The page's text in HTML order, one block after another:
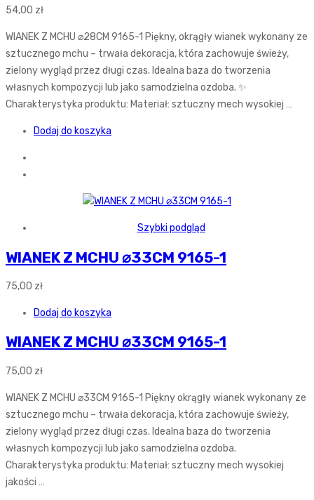
54,00 zł
WIANEK Z MCHU ⌀28CM 9165-1 Piękny, okrągły wianek wykonany ze
sztucznego mchu – trwała dekoracja, która zachowuje świeży,
zielony wygląd przez długi czas. Idealna baza do tworzenia
własnych kompozycji lub jako samodzielna ozdoba. ✨
Charakterystyka produktu: Materiał: sztuczny mech wysokiej …
Dodaj do koszyka
Szybki podgląd
WIANEK Z MCHU ⌀33CM 9165-1
75,00 zł
Dodaj do koszyka
WIANEK Z MCHU ⌀33CM 9165-1
75,00 zł
WIANEK Z MCHU ⌀33CM 9165-1 Piękny okrągły wianek wykonany ze
sztucznego mchu – trwała dekoracja, która zachowuje świeży,
zielony wygląd przez długi czas. Idealna baza do tworzenia
własnych kompozycji lub jako samodzielna ozdoba.
Charakterystyka produktu: Materiał: sztuczny mech wysokiej
jakości …